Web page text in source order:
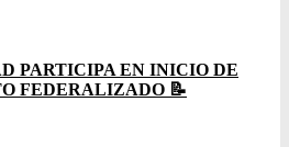
PARTICIPA EN INICIO DE
FEDERALIZADO 📝